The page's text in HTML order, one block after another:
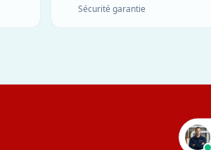
Sécurité garantie